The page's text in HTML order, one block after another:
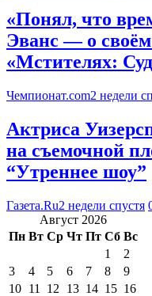
«Понял, что
Эванс — о
«Мстителях:
Чемпионат.com2 недели
Актриса
на съемочной
“Утреннее шоу”
Газета.Ru2 недели спустя
Август 2026
Пн Вт Ср Чт Пт Сб Вс
1
2
3
4 5 6 7 8
9
10 11 12 13 14 15 16